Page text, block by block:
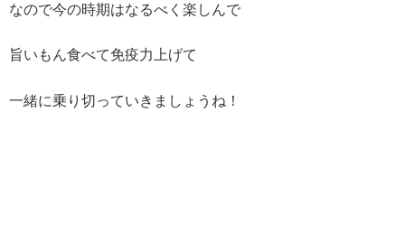
なので今の時期はなるべく楽しんで
旨いもん食べて免疫力上げて
一緒に乗り切っていきましょうね！